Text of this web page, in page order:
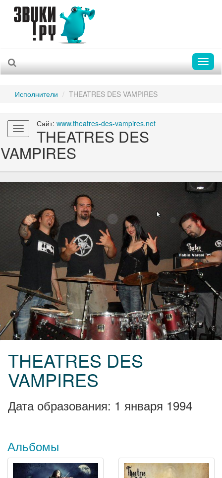
Исполнители THEATRES DES VAMPIRES
Toggle
navigation
Сайт: www.theatres-des-vampires.net
THEATRES DES
VAMPIRES
THEATRES DES
VAMPIRES
Дата образования: 1 января 1994
Альбомы